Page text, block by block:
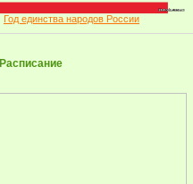
Год единства народов России
Расписание